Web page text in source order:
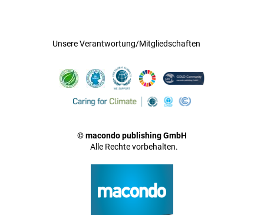
Unsere Verantwortung/Mitgliedschaften
© macondo publishing GmbH
Alle Rechte vorbehalten.